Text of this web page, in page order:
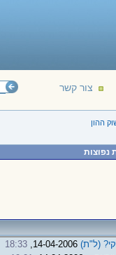
צור קשר
ההון
נפוצות
(ל"ת)14-04-2006,
18:33